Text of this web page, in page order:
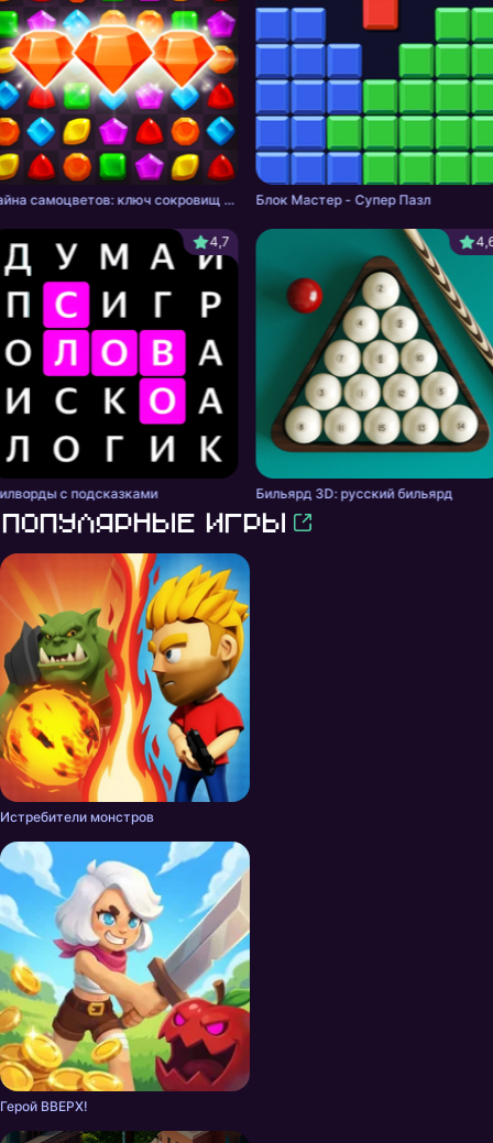
Тайна самоцветов: ключ сокровищ - три в ряд Блок Мастер - Супер Пазл
4,7
с подсказками Бильярд 3D: русский бильярд
Популярные игры
Истребители монстров
Герой ВВЕРХ!